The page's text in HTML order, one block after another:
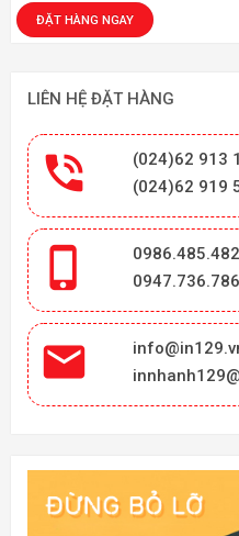
LIÊN HỆ ĐẶT HÀNG

(024)62 913
(024)62 919

0986.485.482
0947.736.786
